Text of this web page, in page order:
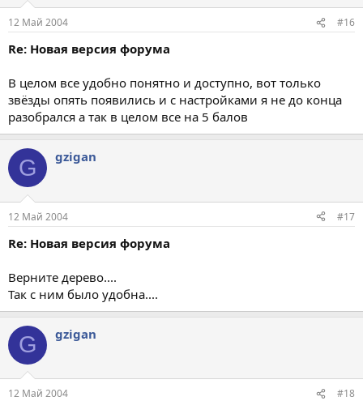
12 Май 2004 #16
Re: Новая версия форума
В целом все удобно понятно и доступно, вот только
звёзды опять появились и с настройками я не до конца
разобрался а так в целом все на 5 балов
G gzigan
12 Май 2004 #17
Re: Новая версия форума
Верните дерево....
Так с ним было удобна....
G gzigan
12 Май 2004 #18